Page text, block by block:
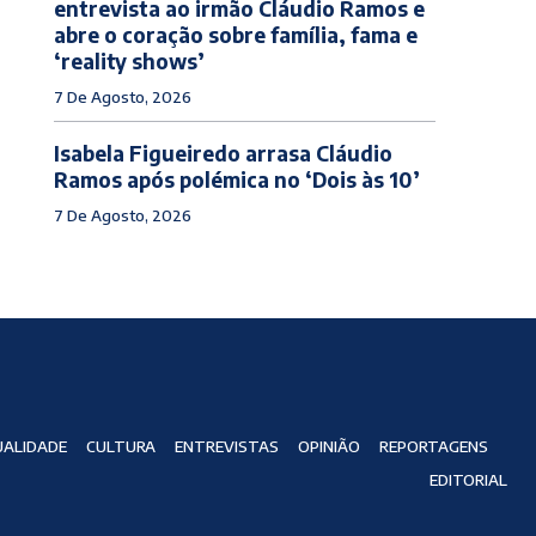
entrevista ao irmão Cláudio Ramos e
abre o coração sobre família, fama e
‘reality shows’
7 De Agosto, 2026
Isabela Figueiredo arrasa Cláudio
Ramos após polémica no ‘Dois às 10’
7 De Agosto, 2026
CULTURA ENTREVISTAS OPINIÃO
REPORTAGENS
EDITORIAL